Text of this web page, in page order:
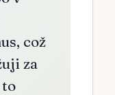
což
za